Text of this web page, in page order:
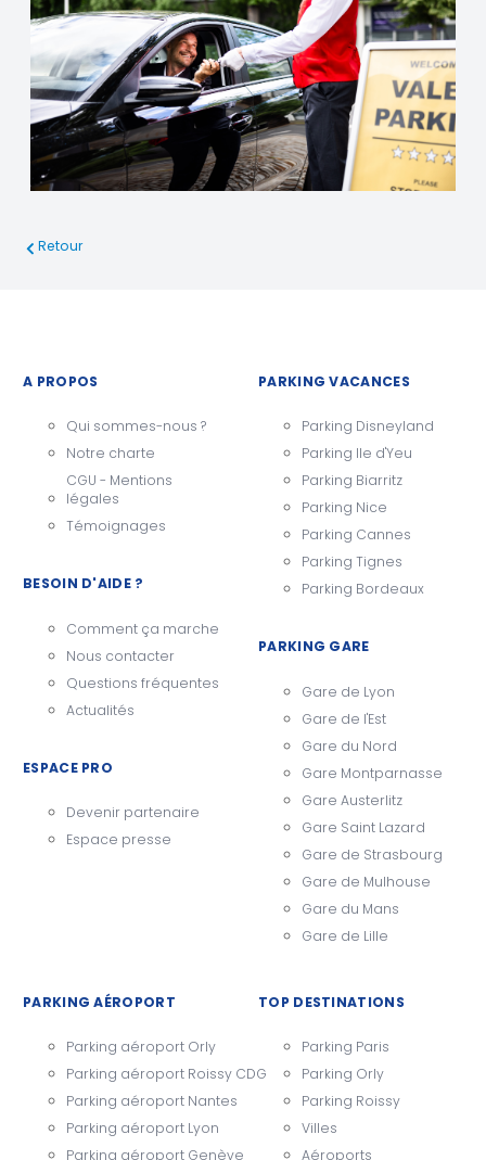
Retour
A PROPOS
Qui sommes-nous ?
Notre charte
CGU - Mentions
légales
Témoignages
BESOIN D'AIDE ?
Comment ça marche
Nous contacter
Questions fréquentes
Actualités
ESPACE PRO
Devenir partenaire
Espace presse
PARKING VACANCES
Parking Disneyland
Parking Ile d'Yeu
Parking Biarritz
Parking Nice
Parking Cannes
Parking Tignes
Parking Bordeaux
PARKING GARE
Gare de Lyon
Gare de l'Est
Gare du Nord
Gare Montparnasse
Gare Austerlitz
Gare Saint Lazard
Gare de Strasbourg
Gare de Mulhouse
Gare du Mans
Gare de Lille
PARKING AÉROPORT
Parking aéroport Orly
Parking aéroport Roissy CDG
Parking aéroport Nantes
Parking aéroport Lyon
Parking aéroport Genève
TOP DESTINATIONS
Parking Paris
Parking Orly
Parking Roissy
Villes
Aéroports